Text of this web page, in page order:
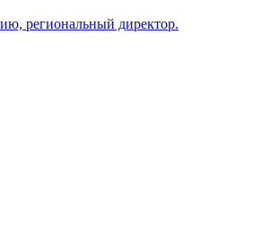
региональный директор.